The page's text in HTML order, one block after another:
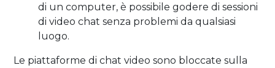
di un computer, è possibile godere di sessioni
di video chat senza problemi da qualsiasi
luogo.
Le piattaforme di chat video sono bloccate sulla